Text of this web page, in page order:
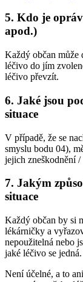
5. Kdo je
apod.)
Každý občan může
léčivo do jím
léčivo převzít.
6. Jaké jsou
situace
V případě, že se
smyslu bodu 04),
jejich zneškodnění /
7. Jakým
situace
Každý občan by si
lékárničky a
nepoužitelná nebo
jaké léčivo se jedná.
Není účelné, a to